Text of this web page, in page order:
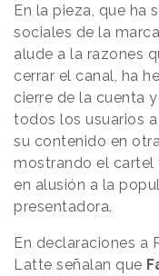
En la pieza, que ha
sociales de la
alude a la razones
cerrar el canal, ha
cierre de la cuenta
todos los usuarios
su contenido en
mostrando el cartel
en alusión a la
presentadora.
En declaraciones a
Latte señalan que